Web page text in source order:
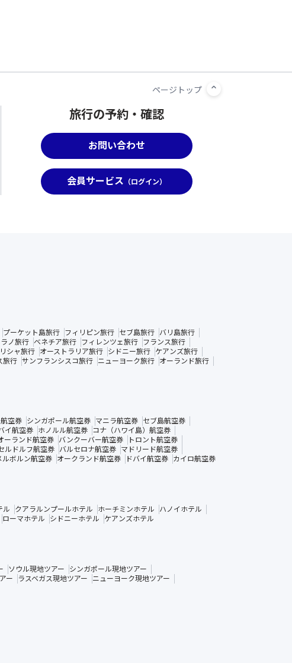
旅行の予約・確認
お問い合わせ
会員サービス （ログイン）
プーケット島旅行 フィリピン旅行 セブ島旅行
バリ島旅行
ラノ旅行 ベネチア旅行 フィレンツェ旅行
フランス旅行
シャ旅行 オーストラリア旅行 シドニー旅行
ケアンズ旅行
旅行 サンフランシスコ旅行 ニューヨーク旅行
オーランド旅行
空券 シンガポール航空券 マニラ航空券
セブ島航空券
イ航空券 ホノルル航空券
コナ（ハワイ島）航空券
ーランド航空券 バンクーバー航空券
トロント航空券
ルドルフ航空券 バルセロナ航空券
マドリード航空券
ルボルン航空券 オークランド航空券 ドバイ航空券 カイロ航空券
ル クアラルンプールホテル ホーチミンホテル
ハノイホテル
ローマホテル シドニーホテル ケアンズホテル
ソウル現地ツアー
シンガポール現地ツアー
ー ラスベガス現地ツアー
ニューヨーク現地ツアー